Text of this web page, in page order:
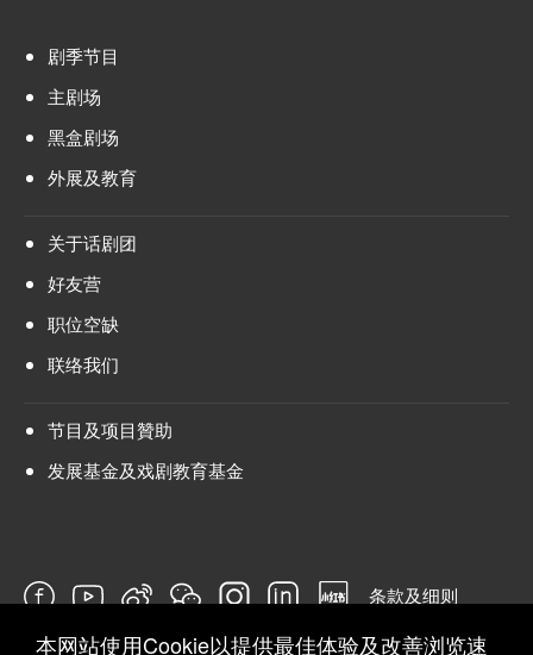
剧季节目
主剧场
黑盒剧场
外展及教育
关于话剧团
好友营
职位空缺
联络我们
节目及项目贊助
发展基金及戏剧教育基金
条款及细则
本网站使用Cookie以提供最佳体验及改善浏览速